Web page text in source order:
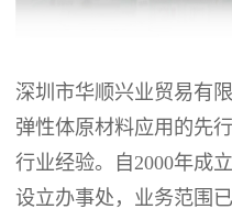
深圳市华顺兴业贸易有
弹性体原材料应用的先
行业经验。自2000年成
设立办事处，业务范围